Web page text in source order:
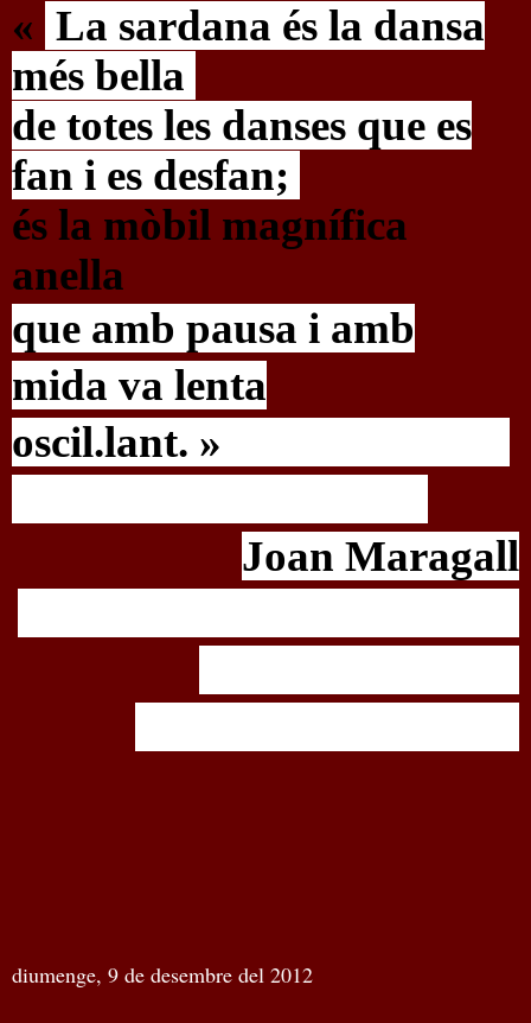
« La sardana és la dansa
més bella
de totes les danses que es
fan i es desfan;
és la mòbil magnífica
anella
que amb pausa i amb
mida va lenta
oscil.lant. »
Joan Maragall
diumenge, 9 de desembre del 2012